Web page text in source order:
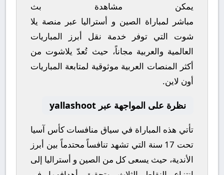
يمكن مشاهدة بث
مباشر
لمباراة الصين و أستراليا عبر منصة يلا
شوت التي توفر خدمة نقل أبرز المباريات
العالمية والعربية مجاناً، حيث تُعدّ يلاشوت من
أكثر المنصات العربية موثوقية لمتابعة المباريات
أون لاين.
نظرة على المواجهة عبر yallashoot
تأتي هذه المباراة في سياق منافساتكأس آسيا
تحت 17 سنة
التي تشهد تنافساً محتدماً بين أبرز
الأندية، حيث يسعى كل من الصين و أستراليا إلى